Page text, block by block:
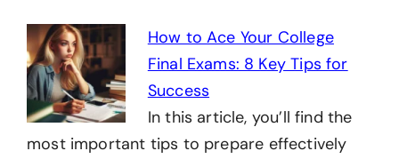
How to Ace Your College
Final Exams: 8 Key Tips for
Success
In this article, you’ll find the
most important tips to prepare effectively